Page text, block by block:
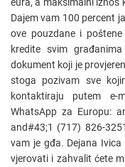
Dajem vam 100 percent
ove pouzdane i
kredite svim
dokument koji je
stoga pozivam sve
kontaktiraju putem e-
WhatsApp za Europu:
and#43;1 (717) 826-
vam je gđa. Dejana
vjerovati i zahvalit ćete